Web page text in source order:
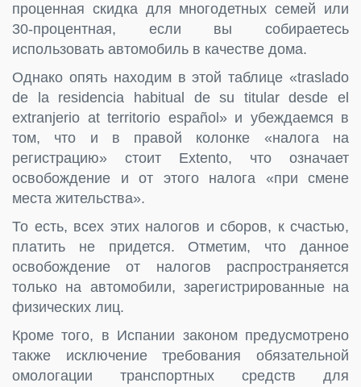
проценная скидка для многодетных семей или
30-процентная, если вы собираетесь
использовать автомобиль в качестве дома.
Однако опять находим в этой таблице «traslado
de la residencia habitual de su titular desde el
extranjerio at territorio español» и убеждаемся в
том, что и в правой колонке «налога на
регистрацию» стоит Extento, что означает
освобождение и от этого налога «при смене
места жительства».
То есть, всех этих налогов и сборов, к счастью,
платить не придется. Отметим, что данное
освобождение от налогов распространяется
только на автомобили, зарегистрированные на
физических лиц.
Кроме того, в Испании законом предусмотрено
также исключение требования обязательной
омологации транспортных средств для